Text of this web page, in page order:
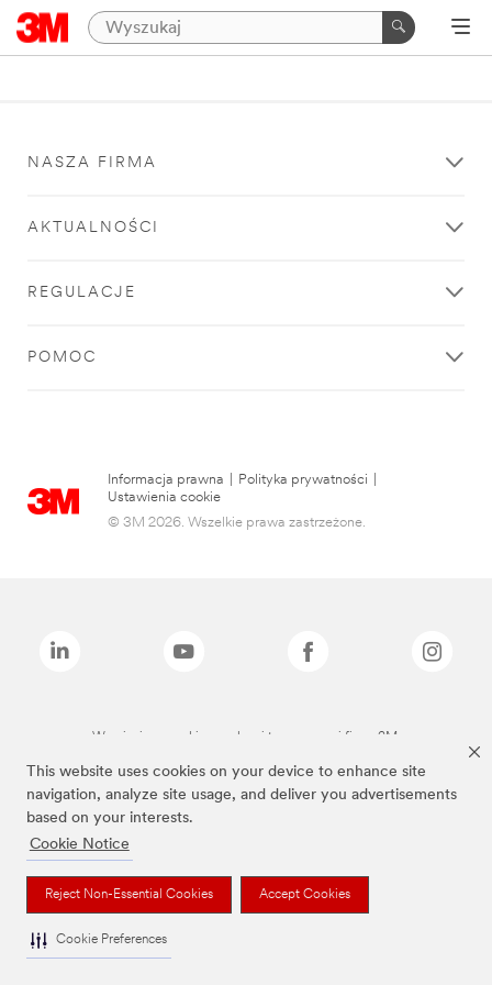
This website uses cookies on your device to enhance site
navigation, analyze site usage, and deliver you advertisements
based on your interests.
Cookie Notice
Reject Non-Essential Cookies Accept Cookies
Cookie Preferences
NASZA FIRMA
AKTUALNOŚCI
REGULACJE
POMOC
Informacja prawna Polityka prywatności
Ustawienia cookie
© 3M 2026. Wszelkie prawa zastrzeżone.
Wymienione marki są znakami towarowymi firmy 3M.